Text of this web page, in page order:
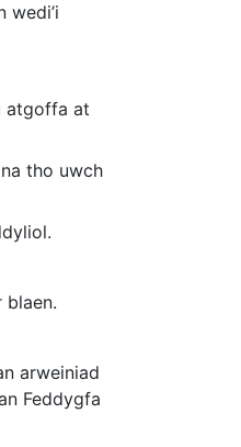
wedi’i
atgoffa at
tho uwch
blaen.
arweiniad
Feddygfa